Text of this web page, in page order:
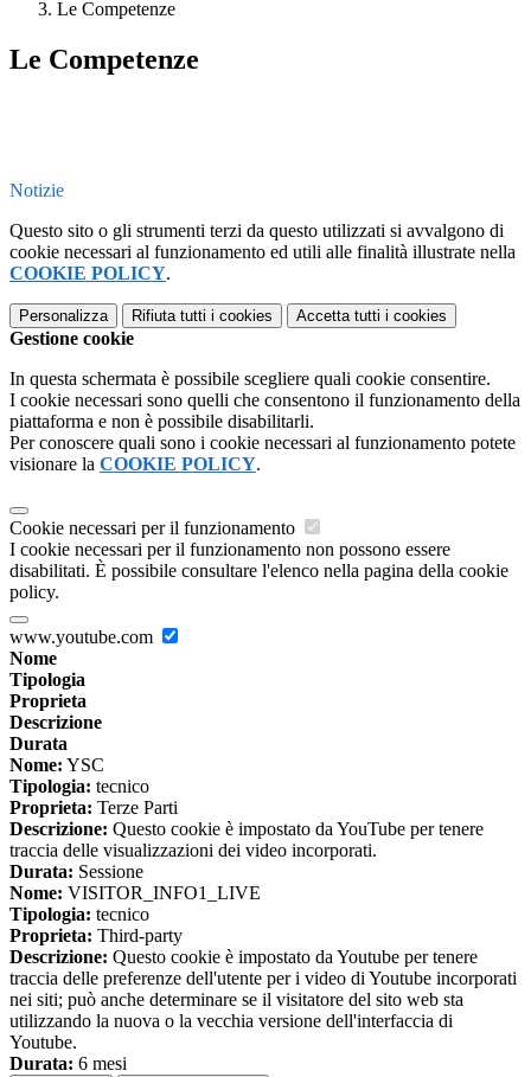
Le Competenze
Le Competenze
Notizie
Questo sito o gli strumenti terzi da questo utilizzati si avvalgono di
cookie necessari al funzionamento ed utili alle finalità illustrate nella
COOKIE POLICY.
Personalizza Rifiuta tutti i cookies Accetta tutti i cookies
Gestione cookie
In questa schermata è possibile scegliere quali cookie consentire.
I cookie necessari sono quelli che consentono il funzionamento della
piattaforma e non è possibile disabilitarli.
Per conoscere quali sono i cookie necessari al funzionamento potete
visionare la COOKIE POLICY.
Cookie necessari per il funzionamento
I cookie necessari per il funzionamento non possono essere
disabilitati. È possibile consultare l'elenco nella pagina della cookie
policy.
www.youtube.com
Nome
Tipologia
Proprieta
Descrizione
Durata
Nome: YSC
Tipologia: tecnico
Proprieta: Terze Parti
Descrizione: Questo cookie è impostato da YouTube per tenere
traccia delle visualizzazioni dei video incorporati.
Durata: Sessione
Nome: VISITOR_INFO1_LIVE
Tipologia: tecnico
Proprieta: Third-party
Descrizione: Questo cookie è impostato da Youtube per tenere
traccia delle preferenze dell'utente per i video di Youtube incorporati
nei siti; può anche determinare se il visitatore del sito web sta
utilizzando la nuova o la vecchia versione dell'interfaccia di
Youtube.
Durata: 6 mesi